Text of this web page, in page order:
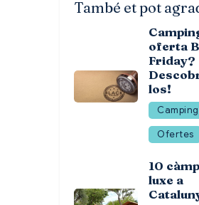
També et pot
oferta
Friday?
los!
Ofertes
10
luxe a